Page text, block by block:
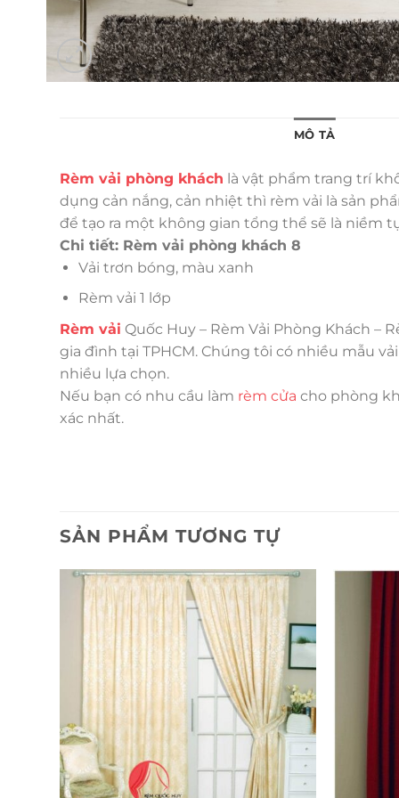
MÔ TẢ
Rèm vải phòng khách là vật phẩm trang trí
dụng cản nắng, cản nhiệt thì rèm vải là sản
để tạo ra một không gian tổng thể sẽ là niềm
Chi tiết: Rèm vải phòng khách 8
Vải trơn bóng, màu xanh
Rèm vải 1 lớp
Rèm vải Quốc Huy – Rèm Vải Phòng Khách –
gia đình tại TPHCM. Chúng tôi có nhiều mẫu
nhiều lựa chọn.
Nếu bạn có nhu cầu làm rèm cửa cho phòng
xác nhất.
SẢN PHẨM TƯƠNG TỰ